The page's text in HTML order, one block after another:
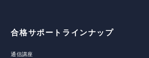
合格サポートラインナップ
通信講座